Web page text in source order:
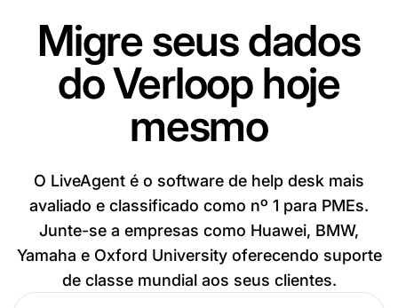
Migre seus dados
do Verloop hoje
mesmo
O LiveAgent é o software de help desk mais
avaliado e classificado como nº 1 para PMEs.
Junte-se a empresas como Huawei, BMW,
Yamaha e Oxford University oferecendo suporte
de classe mundial aos seus clientes.